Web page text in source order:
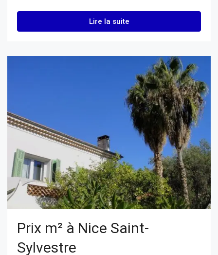
Lire la suite
Prix m² à Nice Saint-
Sylvestre